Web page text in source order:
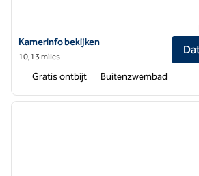
Bekijk hoteldetails voor Homewood
Kamerinfo bekijken
10,13 miles
Gratis ontbijt Buitenzwembad
1 van 12